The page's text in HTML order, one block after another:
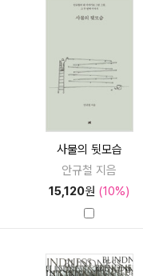
사물의 뒷모습
안규철 지음
15,120원 (10%)